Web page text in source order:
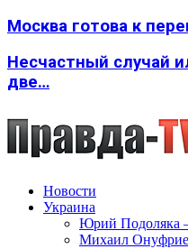
Москва готова к
Несчастный случай
две…
Новости
Украина
Юрий
Михаил